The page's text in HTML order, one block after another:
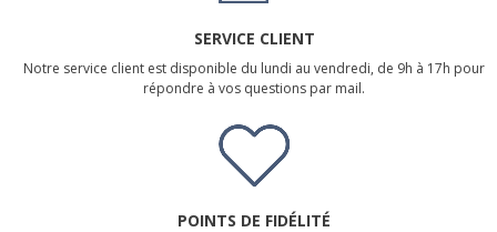
SERVICE CLIENT
Notre service client est disponible du lundi au vendredi, de 9h à 17h pour
répondre à vos questions par mail.
POINTS DE FIDÉLITÉ